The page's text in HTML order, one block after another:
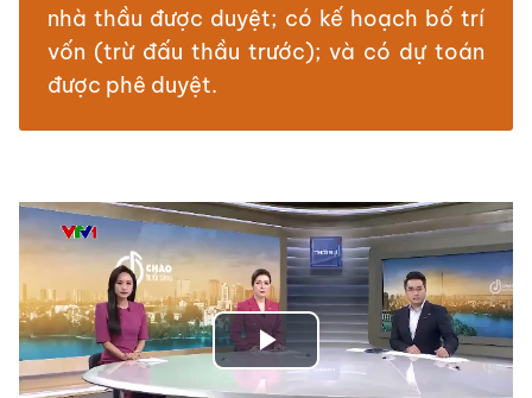
nhà thầu được duyệt; có kế hoạch bố trí
vốn (trừ đấu thầu trước); và có dự toán
được phê duyệt.
Play